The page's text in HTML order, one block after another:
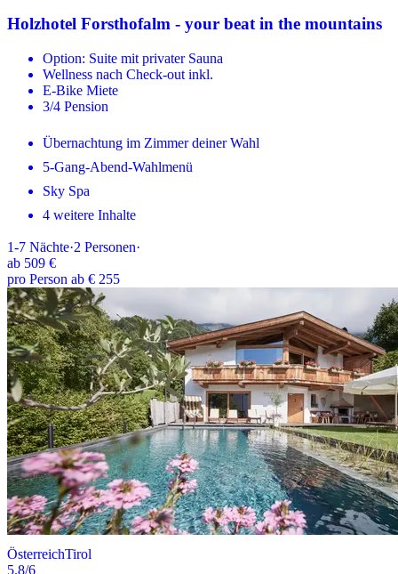
Holzhotel Forsthofalm - your beat in the mountains
Option: Suite mit privater Sauna
Wellness nach Check-out inkl.
E-Bike Miete
3/4 Pension
Übernachtung im Zimmer deiner Wahl
5-Gang-Abend-Wahlmenü
Sky Spa
4 weitere Inhalte
1-7 Nächte·2 Personen·
ab 509 €
pro Person ab € 255
ÖsterreichTirol
5.8/6